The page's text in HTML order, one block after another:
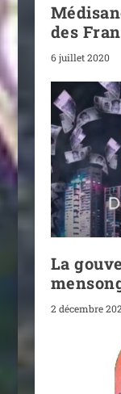
des
6 juillet 2020
La
2 décembre